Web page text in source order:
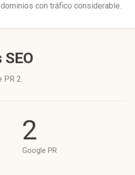
con tráfico considerable.
PR 2.
2
Google PR